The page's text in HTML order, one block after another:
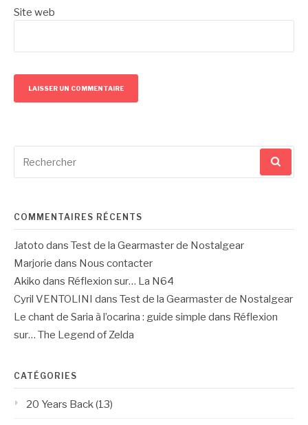
Site web
pour
COMMENTAIRES RÉCENTS
Jatoto dans Test de la Gearmaster de Nostalgear
Marjorie dans Nous contacter
Akiko dans Réflexion sur… La N64
Cyril VENTOLINI dans Test de la Gearmaster de Nostalgear
Le chant de Saria à l’ocarina : guide simple dans Réflexion
sur… The Legend of Zelda
CATÉGORIES
20 Years Back(13)